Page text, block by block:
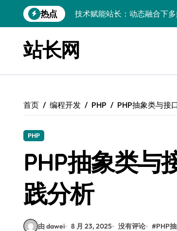
到
热点
边缘AI赋能：站长大数据动
数据驱动下的传媒架构优化与
数据驱动内容革新：站长运
数据驱动传媒革新：技术视
数据驱动传媒革新：站长五
技术赋能科技融合：站长资
站长网
首页 编程开发 PHP PHP抽象类与接
PHP
PHP抽象类与
践分析
由 dawei 8 月 23, 2025 没有评论 #PHP